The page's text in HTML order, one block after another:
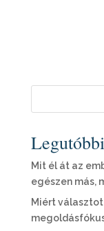
Mit él át az
egészen más,
Miért